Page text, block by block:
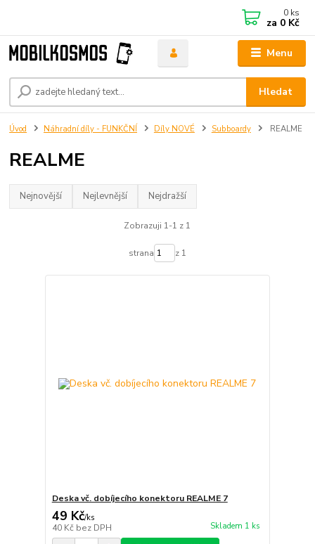
Menu
Hledat
0 ks
za 0 Kč
Úvod Náhradní díly - FUNKČNÍ Díly NOVÉ Subboardy REALME
REALME
Nejnovější Nejlevnější Nejdražší
Zobrazuji 1-1 z 1
strana z 1
Deska vč. dobíjecího konektoru REALME 7
49 Kč/ks
40 Kč bez DPH Skladem 1 ks